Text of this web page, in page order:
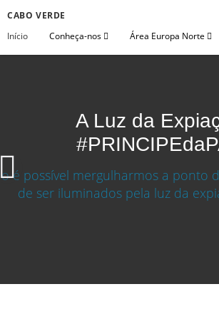
CABO VERDE
Início
Conheça-nos Área Europa Norte
A Luz da